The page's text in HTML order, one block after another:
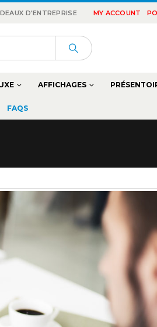
D'ENTREPRISE MY ACCOUNT
AFFICHAGES
FAQS